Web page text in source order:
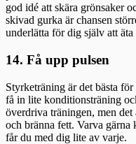
god idé att skära grönsaker
skivad gurka är chansen
underlätta för dig själv att äta
14. Få upp pulsen
Styrketräning är det bästa
få in lite konditionsträning
överdriva träningen, men det
och bränna fett. Varva
får du med dig lite av varje.